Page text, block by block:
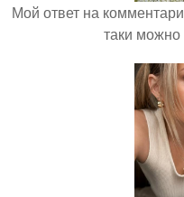
Мой ответ на
таки